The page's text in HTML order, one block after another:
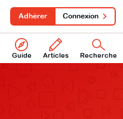
Guide Articles Recherche
Adhérer Connexion